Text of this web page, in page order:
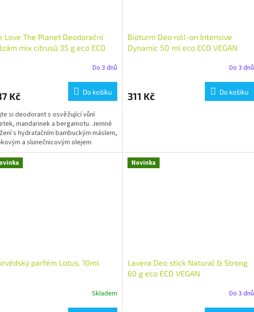
Love The Planet Deodorační
mix citrusů 35 g eco ECO
Do 3 dnů
Kč Do košíku
si deodorant s osvěžující vůní
mandarinek a bergamotu. Jemné
s hydratačním bambuckým máslem,
a slunečnicovým olejem
potřebám citlivé...
Bioturm Deo roll-on Intensive
Dynamic 50 ml eco ECO VEGAN
Do 3 dnů
311 Kč Do košíku
parfém Lotus, 10ml
Skladem
Novinka
Lavera Deo stick Natural & Strong
60 g eco ECO VEGAN
Do 3 dnů